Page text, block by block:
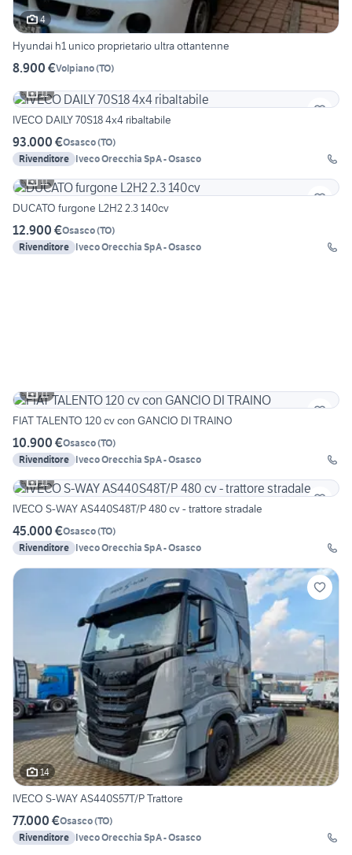
4
Hyundai h1 unico proprietario ultra ottantenne
8.900 €Volpiano(TO)
11
IVECO DAILY 70S18 4x4 ribaltabile
93.000 €Osasco(TO)
Rivenditore Iveco Orecchia SpA - Osasco
11
DUCATO furgone L2H2 2.3 140cv
12.900 €Osasco(TO)
Rivenditore Iveco Orecchia SpA - Osasco
11
FIAT TALENTO 120 cv con GANCIO DI TRAINO
10.900 €Osasco(TO)
Rivenditore Iveco Orecchia SpA - Osasco
11
IVECO S-WAY AS440S48T/P 480 cv - trattore stradale
45.000 €Osasco(TO)
Rivenditore Iveco Orecchia SpA - Osasco
14
IVECO S-WAY AS440S57T/P Trattore
77.000 €Osasco(TO)
Rivenditore Iveco Orecchia SpA - Osasco